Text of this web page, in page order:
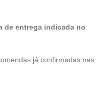
de entrega indicada no
já confirmadas nas